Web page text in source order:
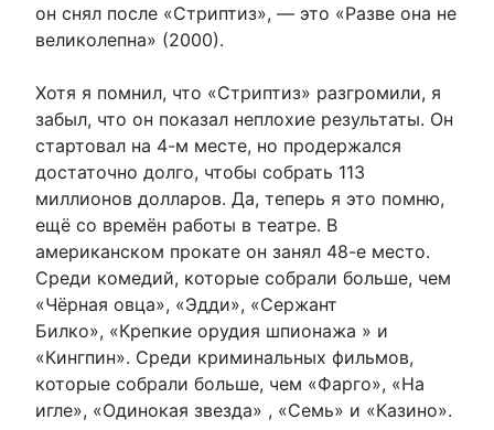
он снял после «Стриптиз», — это «Разве она не
великолепна» (2000).
Хотя я помнил, что «Стриптиз» разгромили, я
забыл, что он показал неплохие результаты. Он
стартовал на 4-м месте, но продержался
достаточно долго, чтобы собрать 113
миллионов долларов. Да, теперь я это помню,
ещё со времён работы в театре. В
американском прокате он занял 48-е место.
Среди комедий, которые собрали больше, чем
«Чёрная овца», «Эдди», «Сержант
Билко», «Крепкие орудия шпионажа » и
«Кингпин». Среди криминальных фильмов,
которые собрали больше, чем «Фарго», «На
игле», «Одинокая звезда» , «Семь» и «Казино».